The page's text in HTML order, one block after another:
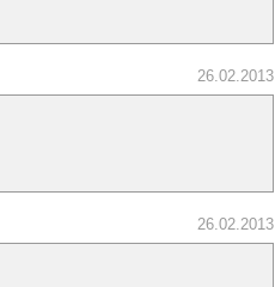
26.02.2013
26.02.2013